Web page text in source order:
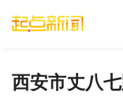
西安市丈八